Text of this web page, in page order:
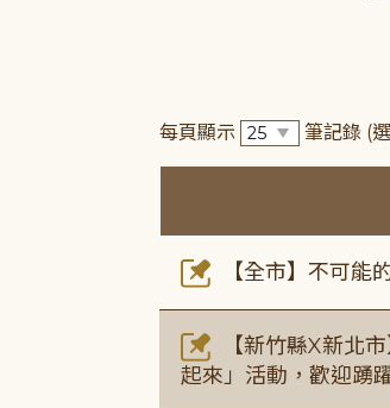
每頁顯示 筆記錄 (
【全市】不可能
【新竹縣X新北
起來」活動，歡迎踴